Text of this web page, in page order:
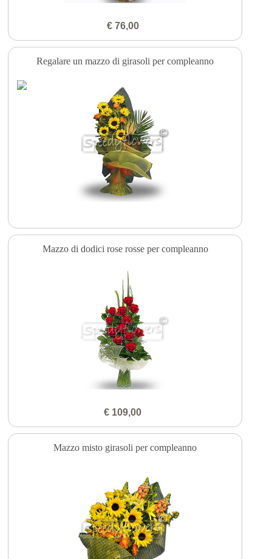
€ 76,00
Regalare un mazzo di girasoli per compleanno
Mazzo di dodici rose rosse per compleanno
€ 109,00
Mazzo misto girasoli per compleanno